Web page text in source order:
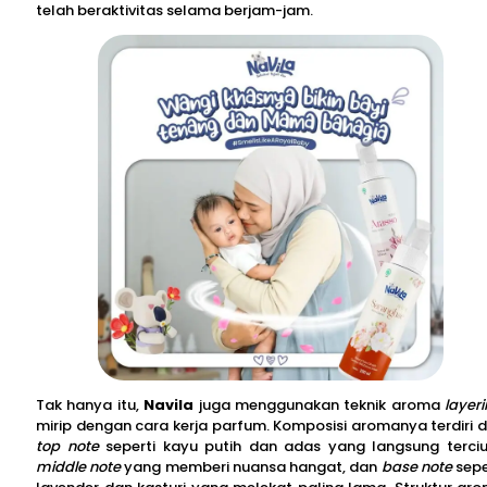
telah beraktivitas selama berjam-jam.
Tak hanya itu, Navila juga menggunakan teknik aroma
mirip dengan cara kerja parfum. Komposisi aromanya terdiri
top noteseperti kayu putih dan adas yang langsung
middle noteyang memberi nuansa hangat, dan base note